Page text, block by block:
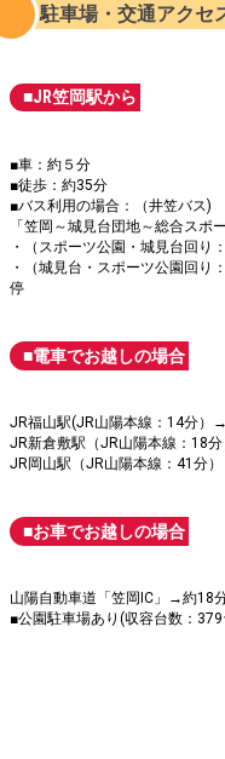
駐車場・交通アクセ
■JR笠岡駅から
■車：約５分
■徒歩：約35分
■バス利用の場合：（井笠バス)
「笠岡～城見台団地～総合スポ
・（スポーツ公園・城見台回
・（城見台・スポーツ公園回
停
■電車でお越しの場合
JR福山駅(JR山陽本線：14分）
JR新倉敷駅（JR山陽本線：18
JR岡山駅（JR山陽本線：41分
■お車でお越しの場合
山陽自動車道「笠岡IC」→約18
■公園駐車場あり(収容台数：379